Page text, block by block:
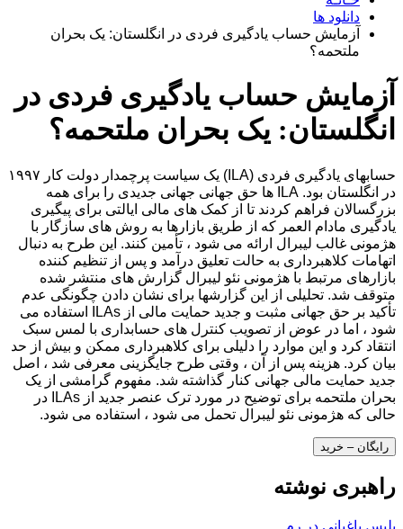
دانلود ها
آزمایش حساب یادگیری فردی در انگلستان: یک بحران
ملتحمه؟
آزمایش حساب یادگیری فردی در
انگلستان: یک بحران ملتحمه؟
حسابهای یادگیری فردی (ILA) یک سیاست پرچمدار دولت کار ۱۹۹۷
در انگلستان بود. ILA ها حق جهانی جهانی جدیدی را برای همه
بزرگسالان فراهم کردند تا از کمک های مالی ایالتی برای پیگیری
یادگیری مادام العمر که از طریق بازارها به روش های سازگار با
هژمونی غالب لیبرال ارائه می شود ، تأمین کنند. این طرح به دنبال
اتهامات کلاهبرداری به حالت تعلیق درآمد و پس از تنظیم کننده
بازارهای مرتبط با هژمونی نئو لیبرال گزارش های منتشر شده
متوقف شد. تحلیلی از این گزارشها برای نشان دادن چگونگی عدم
تأکید بر حق جهانی مثبت و جدید حمایت مالی از ILAs استفاده می
شود ، اما در عوض از تصویب کنترل های حسابداری با لمس سبک
انتقاد کرد و این موارد را دلیلی برای کلاهبرداری ممکن و بیش از حد
بیان کرد. هزینه پس از آن ، وقتی طرح جایگزینی معرفی شد ، اصل
جدید حمایت مالی جهانی کنار گذاشته شد. مفهوم گرامشی از یک
بحران ملتحمه برای توضیح در مورد ترک عنصر جدید از ILAs در
حالی که هژمونی نئو لیبرال تحمل می شود ، استفاده می شود.
رایگان – خرید
راهبری نوشته
پلیس باغبانی در رم